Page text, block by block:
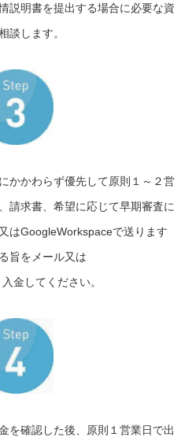
説明書を提出する場合に必要な資
談します。
かかわらず優先して原則１～２営
請求書、希望に応じて早期審査に
はGoogleWorkspaceで送ります
旨をメール又は
金してください。
を確認した後、原則１営業日で出